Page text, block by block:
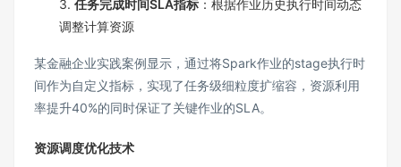
3. 任务完成时间SLA指标 ：根据作业历史执行时间动态
调整计算资源
某金融企业实践案例显示，通过将Spark作业的stage执行时
间作为自定义指标，实现了任务级细粒度扩缩容，资源利用
率提升40%的同时保证了关键作业的SLA。
资源调度优化技术